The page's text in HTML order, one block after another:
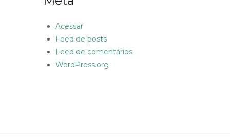
Acessar
Feed de posts
Feed de comentários
WordPress.org